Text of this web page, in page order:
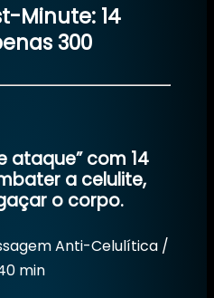
Minute: 14
300
ataque” com 14
a celulite,
o corpo.
Anti-Celulítica /
min